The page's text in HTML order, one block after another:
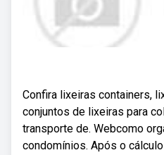
Confira lixeiras containers,
conjuntos de lixeiras para
transporte de. Webcomo
condomínios. Após o